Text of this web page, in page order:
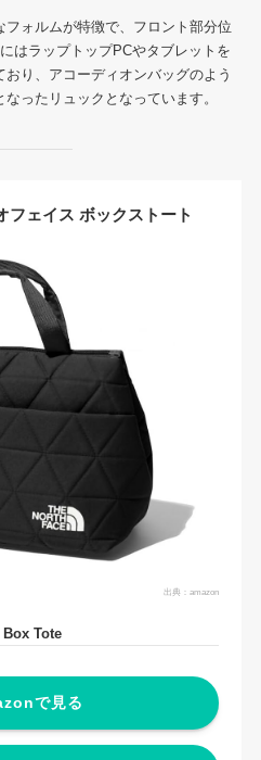
ォルムが特徴で、フロント部分位
はラップトップPCやタブレットを
り、アコーディオンバッグのよう
ったリュックとなっています。
フェイス ボックストート
出典：amazon
Box Tote
で見る